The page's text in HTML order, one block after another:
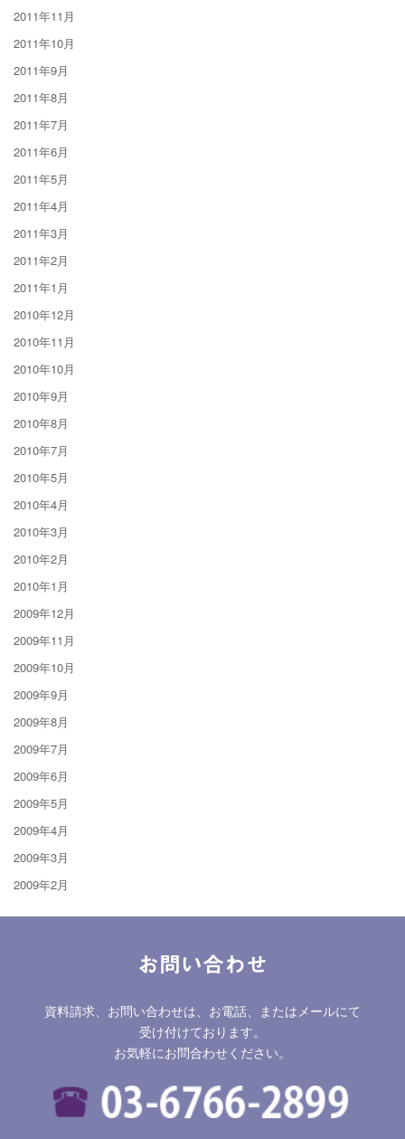
2011年11月
2011年10月
2011年9月
2011年8月
2011年7月
2011年6月
2011年5月
2011年4月
2011年3月
2011年2月
2011年1月
2010年12月
2010年11月
2010年10月
2010年9月
2010年8月
2010年7月
2010年5月
2010年4月
2010年3月
2010年2月
2010年1月
2009年12月
2009年11月
2009年10月
2009年9月
2009年8月
2009年7月
2009年6月
2009年5月
2009年4月
2009年3月
2009年2月
お問い合わせ
資料請求、お問い合わせは、お電話、またはメールにて
受け付けております。
お気軽にお問合わせください。